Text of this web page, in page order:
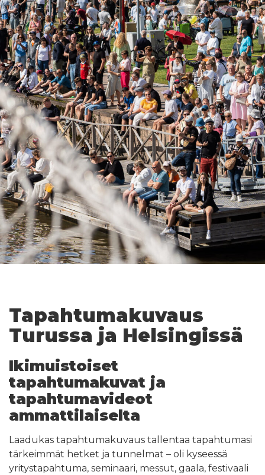
Tapahtumakuvaus
Turussa ja Helsingissä
Ikimuistoiset
tapahtumakuvat ja
tapahtumavideot
ammattilaiselta
Laadukas tapahtumakuvaus tallentaa tapahtumasi
tärkeimmät hetket ja tunnelmat – oli kyseessä
yritystapahtuma, seminaari, messut, gaala, festivaali